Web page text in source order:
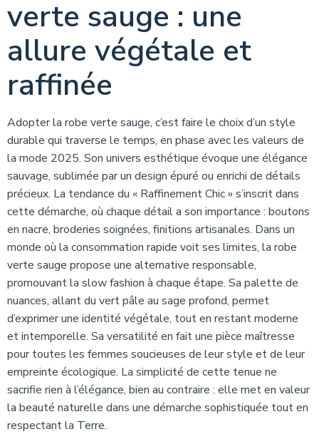
verte sauge : une
allure végétale et
raffinée
Adopter la robe verte sauge, c’est faire le choix d’un style
durable qui traverse le temps, en phase avec les valeurs de
la mode 2025. Son univers esthétique évoque une élégance
sauvage, sublimée par un design épuré ou enrichi de détails
précieux. La tendance du « Raffinement Chic » s’inscrit dans
cette démarche, où chaque détail a son importance : boutons
en nacre, broderies soignées, finitions artisanales. Dans un
monde où la consommation rapide voit ses limites, la robe
verte sauge propose une alternative responsable,
promouvant la slow fashion à chaque étape. Sa palette de
nuances, allant du vert pâle au sage profond, permet
d’exprimer une identité végétale, tout en restant moderne
et intemporelle. Sa versatilité en fait une pièce maîtresse
pour toutes les femmes soucieuses de leur style et de leur
empreinte écologique. La simplicité de cette tenue ne
sacrifie rien à l’élégance, bien au contraire : elle met en valeur
la beauté naturelle dans une démarche sophistiquée tout en
respectant la Terre.